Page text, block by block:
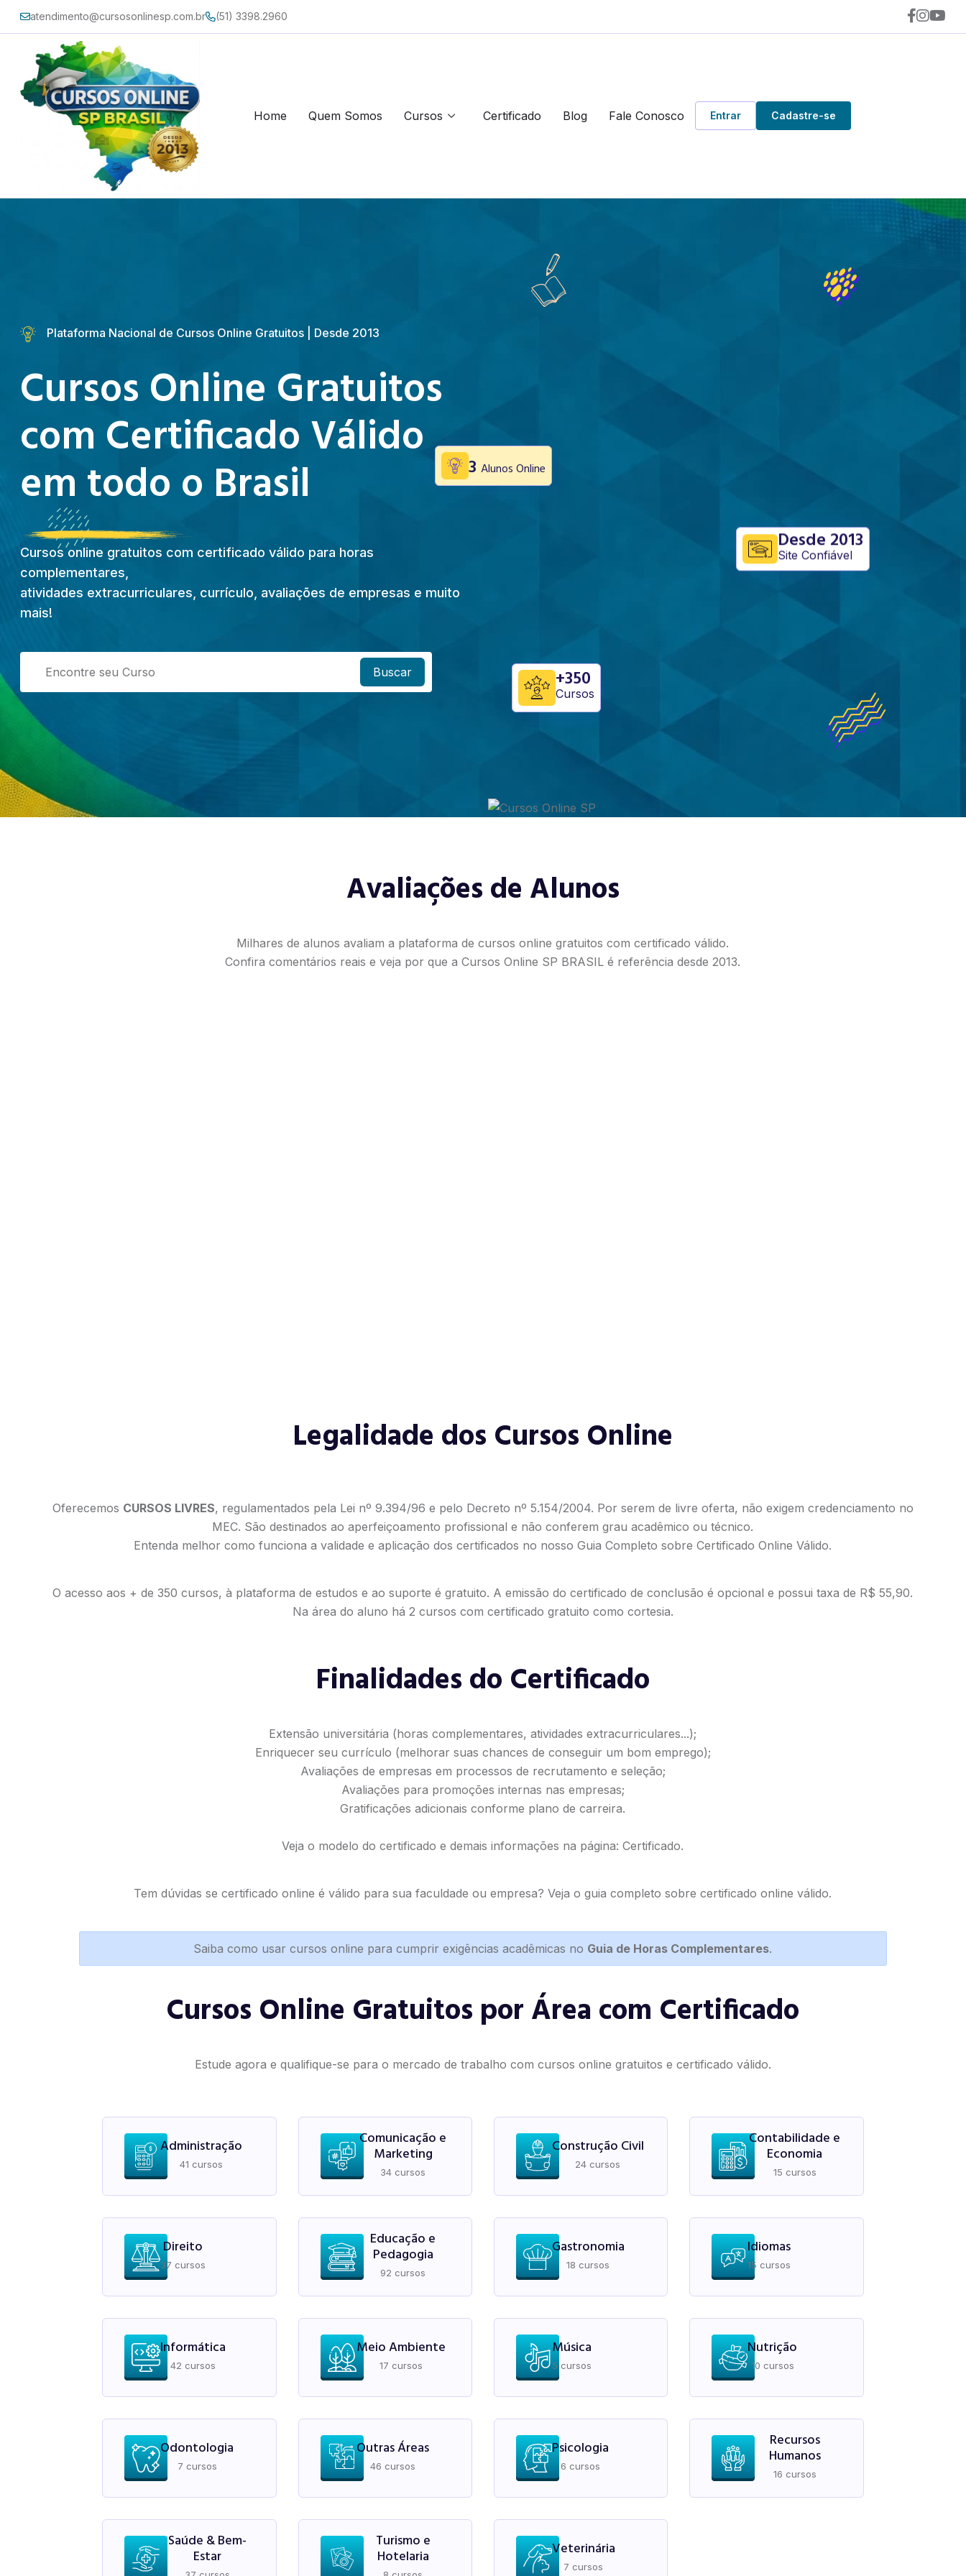
atendimento@cursosonlinesp.com.br (51) 3398.2960
Home Quem Somos Cursos Certificado Blog Fale Conosco Entrar Cadastre-se
Plataforma Nacional de Cursos Online Gratuitos | Desde 2013
Cursos Online Gratuitos
com Certificado Válido
em todo o Brasil
Cursos online gratuitos com certificado válido para horas
complementares,
atividades extracurriculares, currículo, avaliações de empresas e muito
mais!
Buscar +350
Cursos
Desde 2013
Site Confiável
3 Alunos Online
Avaliações de Alunos
Milhares de alunos avaliam a plataforma de cursos online gratuitos com certificado válido.
Confira comentários reais e veja por que a Cursos Online SP BRASIL é referência desde 2013.
Legalidade dos Cursos Online
Oferecemos CURSOS LIVRES, regulamentados pela Lei nº 9.394/96 e pelo Decreto nº 5.154/2004. Por serem de livre oferta, não exigem credenciamento no
MEC. São destinados ao aperfeiçoamento profissional e não conferem grau acadêmico ou técnico.
Entenda melhor como funciona a validade e aplicação dos certificados no nossoGuia Completo sobre Certificado Online Válido.
O acesso aos + de 350 cursos, à plataforma de estudos e ao suporte é gratuito. A emissão do certificado de conclusão é opcional e possui taxa de R$ 55,90.
Na área do aluno há 2 cursos com certificado gratuito como cortesia.
Finalidades do Certificado
Extensão universitária (horas complementares, atividades extracurriculares...);
Enriquecer seu currículo (melhorar suas chances de conseguir um bom emprego);
Avaliações de empresas em processos de recrutamento e seleção;
Avaliações para promoções internas nas empresas;
Gratificações adicionais conforme plano de carreira.
Veja o modelo do certificado e demais informações na página:Certificado.
Tem dúvidas se certificado online é válido para sua faculdade ou empresa? Veja oguia completo sobre certificado online válido.
Saiba como usar cursos online para cumprir exigências acadêmicas no Guia de Horas Complementares.
Cursos Online Gratuitos por Área com Certificado
Estude agora e qualifique-se para o mercado de trabalho com cursos online gratuitos e certificado válido.
Administração
41 cursos
Comunicação e
Marketing
34 cursos
Construção Civil
24 cursos
Contabilidade e
Economia
15 cursos
Direito
37 cursos
Educação e
Pedagogia
92 cursos
Gastronomia
18 cursos
Idiomas
15 cursos
Informática
42 cursos
Meio Ambiente
17 cursos
Música
5 cursos
Nutrição
10 cursos
Odontologia
7 cursos
Outras Áreas
46 cursos
Psicologia
6 cursos
Recursos
Humanos
16 cursos
Saúde & Bem-
Estar
Turismo e
Hotelaria Veterinária
7 cursos